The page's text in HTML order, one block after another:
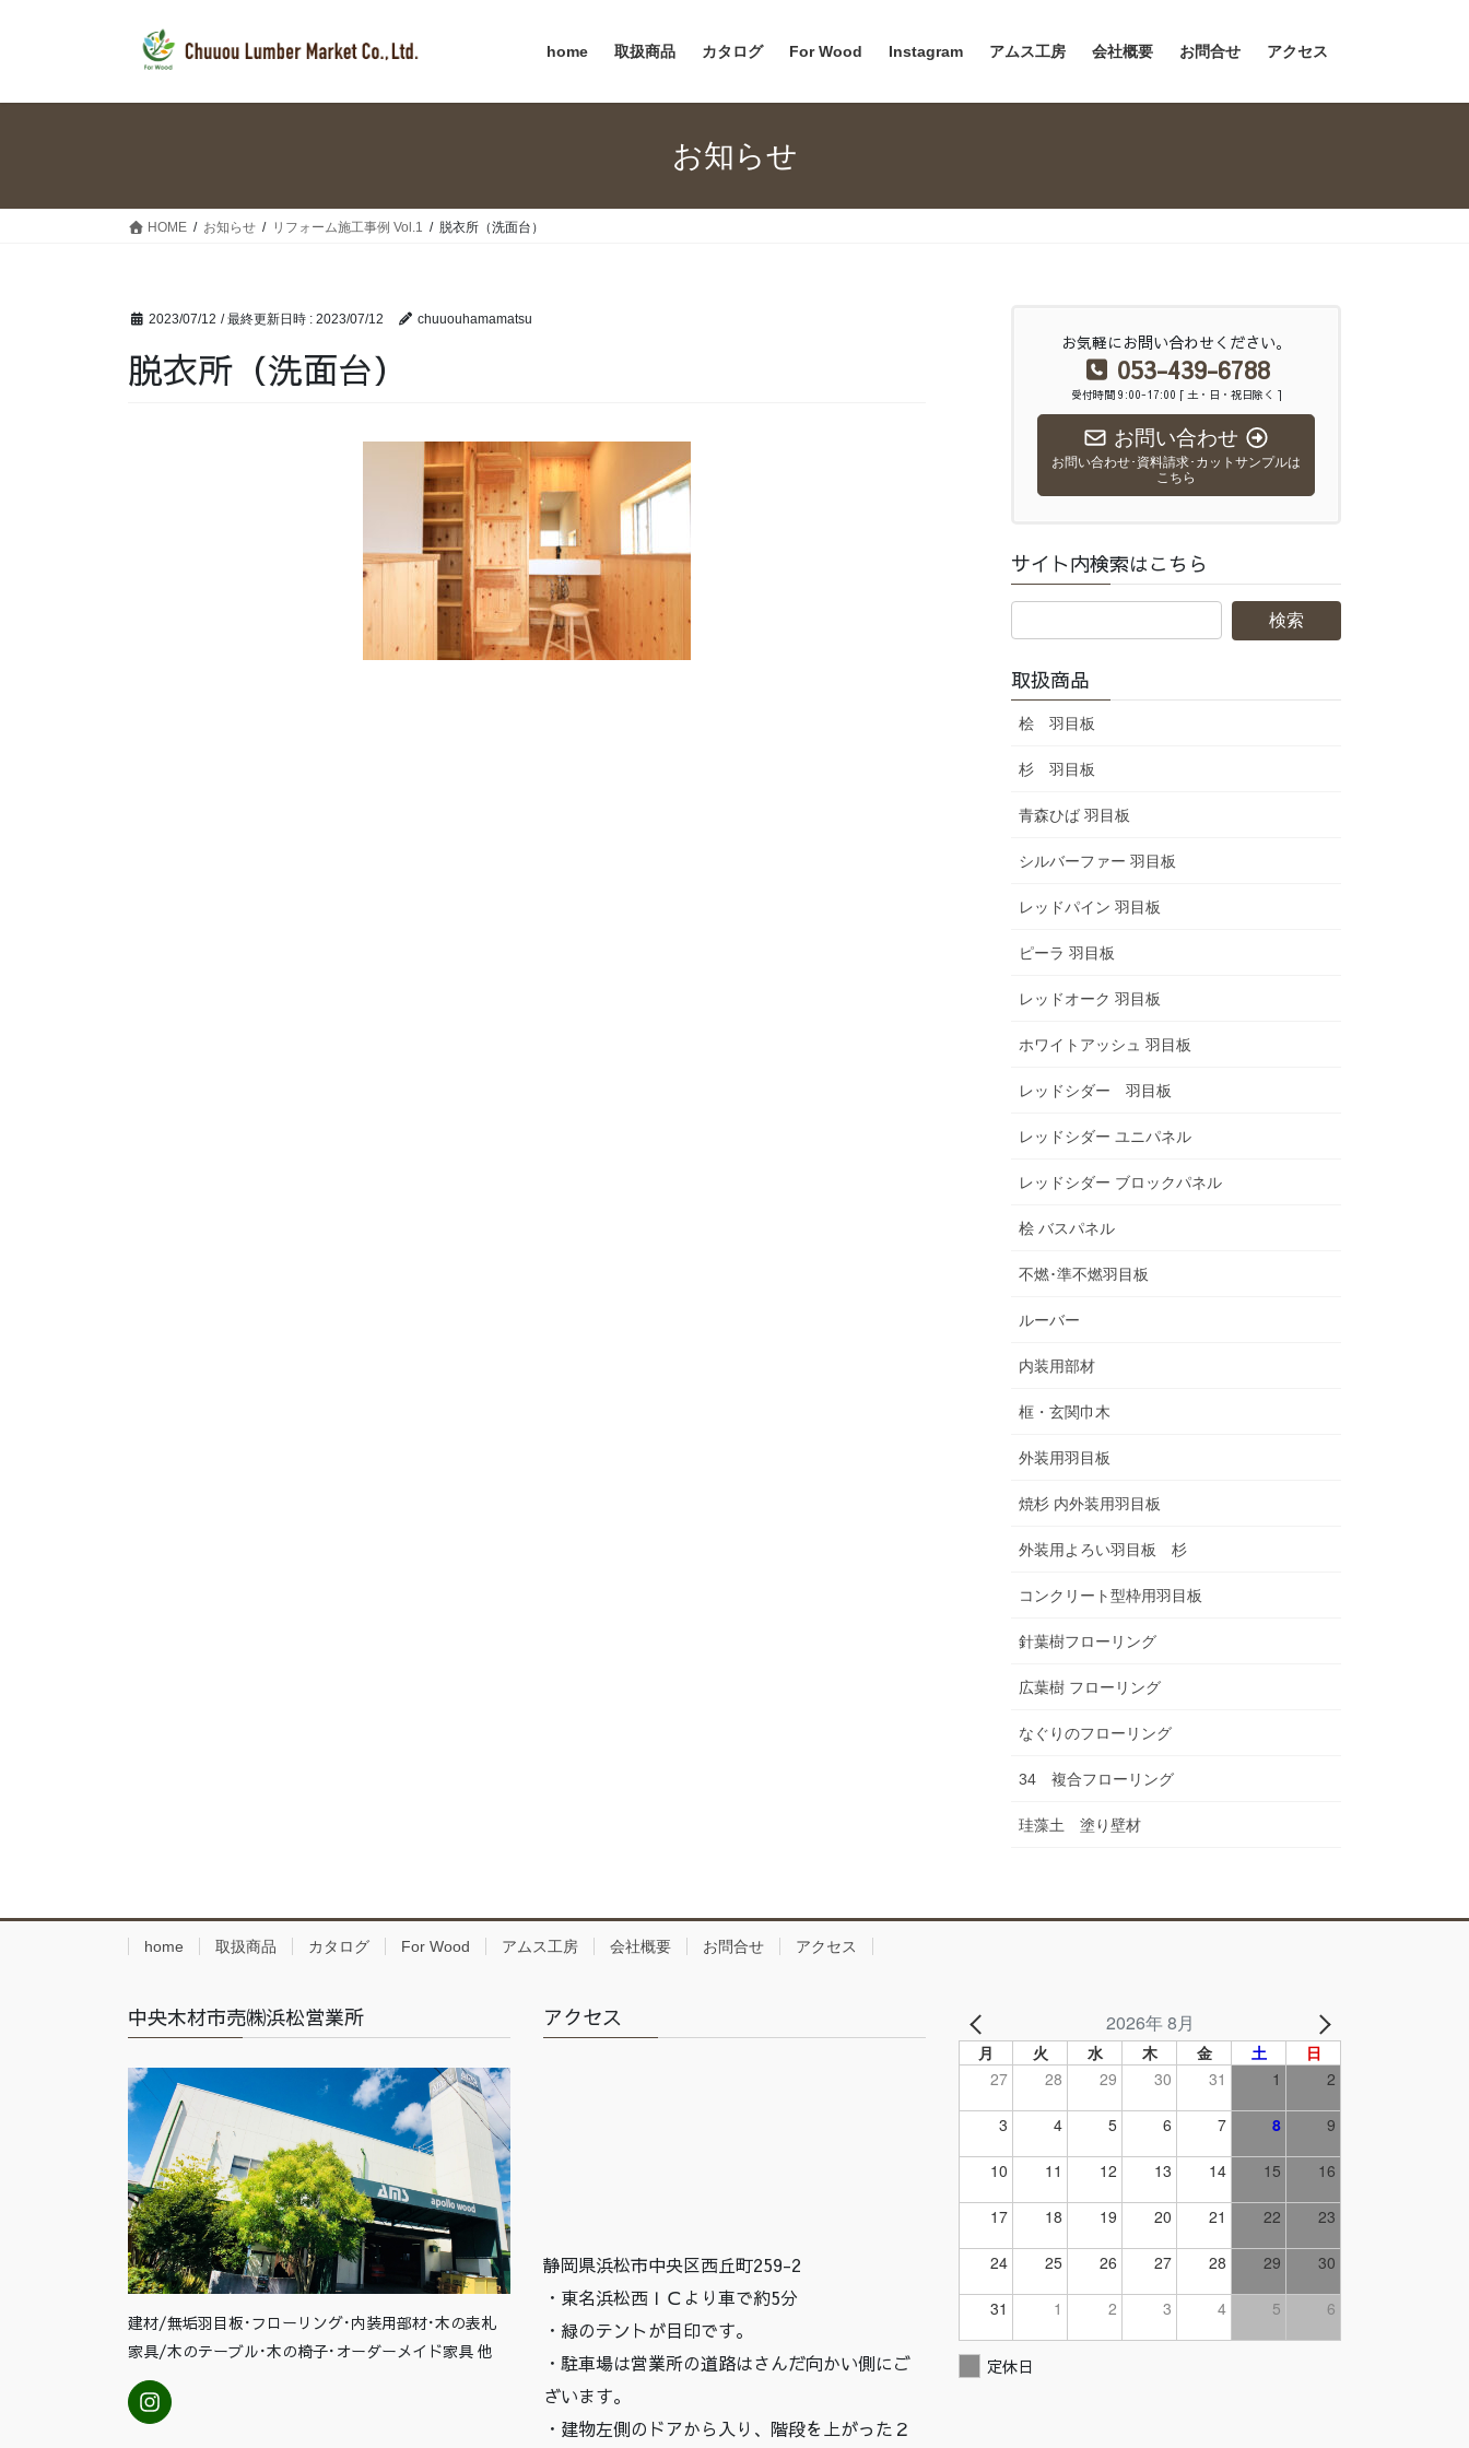
home 取扱商品 カタログ For Wood Instagram アムス工房 会社概要 お問合せ アクセス
お知らせ
HOME お知らせ リフォーム施工事例 Vol.1 脱衣所（洗面台）
2023/07/12 / 最終更新日時 : 2023/07/12 chuuouhamamatsu
脱衣所（洗面台）
お気軽にお問い合わせください。
053-439-6788
受付時間 9:00-17:00 [ 土・日・祝日除く ]
お問い合わせ
お問い合わせ･資料請求･カットサンプルは
こちら
サイト内検索はこちら
取扱商品
桧 羽目板
杉 羽目板
青森ひば 羽目板
シルバーファー 羽目板
レッドパイン 羽目板
ピーラ 羽目板
レッドオーク 羽目板
ホワイトアッシュ 羽目板
レッドシダー 羽目板
レッドシダー ユニパネル
レッドシダー ブロックパネル
桧 バスパネル
不燃･準不燃羽目板
ルーバー
内装用部材
框・玄関巾木
外装用羽目板
焼杉 内外装用羽目板
外装用よろい羽目板 杉
コンクリート型枠用羽目板
針葉樹フローリング
広葉樹 フローリング
なぐりのフローリング
34 複合フローリング
珪藻土 塗り壁材
home 取扱商品 カタログ For Wood アムス工房 会社概要 お問合せ アクセス
中央木材市売㈱浜松営業所
建材/無垢羽目板･フローリング･内装用部材･木の表札
家具/木のテーブル･木の椅子･オーダーメイド家具 他
アクセス
静岡県浜松市中央区西丘町259-2
・東名浜松西ＩＣより車で約5分
・緑のテントが目印です。
・駐車場は営業所の道路はさんだ向かい側にご
ざいます。
・建物左側のドアから入り、階段を上がった２
2026年 8月
月 火 水 木 金 土
日
27
28 29 30 31 1 2
3 4 5 6 7 8 9
10 11 12 13 14 15 16
17 18 19 20 21 22 23
24 25 26 27 28 29 30
31 1 2 3 4 5 6
定休日